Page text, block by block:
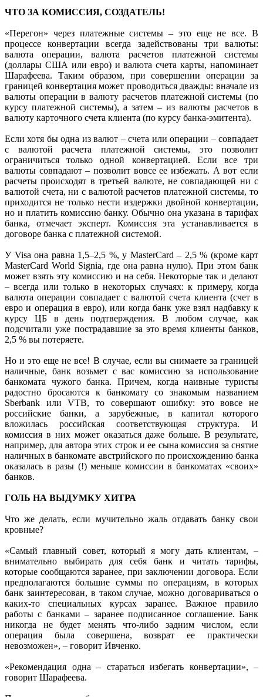
ЧТО ЗА КОМИССИЯ, СОЗДАТЕЛЬ!
«Перегон» через платежные системы – это еще не все. В
процессе конвертации всегда задействованы три валюты:
валюта операции, валюта расчетов платежной системы
(доллары США или евро) и валюта счета карты, напоминает
Шарафеева. Таким образом, при совершении операции за
границей конвертация может проводиться дважды: вначале из
валюты операции в валюту расчетов платежной системы (по
курсу платежной системы), а затем – из валюты расчетов в
валюту карточного счета клиента (по курсу банка-эмитента).
Если хотя бы одна из валют – счета или операции – совпадает
с валютой расчета платежной системы, это позволит
ограничиться только одной конвертацией. Если все три
валюты совпадают – позволит вовсе ее избежать. А вот если
расчеты происходят в третьей валюте, не совпадающей ни с
валютой счета, ни с валютой расчетов платежной системы, то
приходится не только нести издержки двойной конвертации,
но и платить комиссию банку. Обычно она указана в тарифах
банка, отмечает эксперт. Комиссия эта устанавливается в
договоре банка с платежной системой.
У Visa она равна 1,5–2,5 %, у MasterСard – 2,5 % (кроме карт
MasterCard World Signia, где она равна нулю). При этом банк
может взять эту комиссию и на себя. Некоторые так и делают
– всегда или только в некоторых случаях: к примеру, когда
валюта операции совпадает с валютой счета клиента (счет в
евро и операция в евро), или когда банк уже взял надбавку к
курсу ЦБ в день подтверждения. В любом случае, как
подсчитали уже пострадавшие за это время клиенты банков,
2,5 % вы потеряете.
Но и это еще не все! В случае, если вы снимаете за границей
наличные, банк возьмет с вас комиссию за использование
банкомата чужого банка. Причем, когда наивные туристы
радостно бросаются к банкомату со знакомым названием
Sberbank или VTB, то совершают ошибку: это вовсе не
российские банки, а зарубежные, в капитал которого
вложилась российская соответствующая структура. И
комиссия в них может оказаться даже больше. В результате,
например, для автора этих строк и ее сына комиссия за снятие
наличных в банкомате австрийского по происхождению банка
оказалась в разы (!) меньше комиссии в банкоматах «своих»
банков.
ГОЛЬ НА ВЫДУМКУ ХИТРА
Что же делать, если мучительно жаль отдавать банку свои
кровные?
«Самый главный совет, который я могу дать клиентам, –
внимательно выбирать для себя банк и читать тарифы,
которые сообщаются заранее, при заключении договора. Если
предполагаются большие суммы по операциям, в которых
банк заинтересован, в таком случае, можно договариваться о
каких-то специальных курсах заранее. Важное правило
работы с банками – заранее подписанное соглашение. Банк
никогда не будет менять что-либо задним числом, если
операция была совершена, возврат ее практически
невозможен», – говорит Ивченко.
«Рекомендация одна – стараться избегать конвертации», –
говорит Шарафеева.